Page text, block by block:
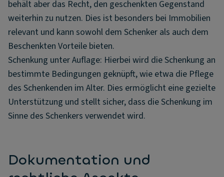
behält aber das Recht, den geschenkten Gegenstand
weiterhin zu nutzen. Dies ist besonders bei Immobilien
relevant und kann sowohl dem Schenker als auch dem
Beschenkten Vorteile bieten.
Schenkung unter Auflage: Hierbei wird die Schenkung an
bestimmte Bedingungen geknüpft, wie etwa die Pflege
des Schenkenden im Alter. Dies ermöglicht eine gezielte
Unterstützung und stellt sicher, dass die Schenkung im
Sinne des Schenkers verwendet wird.
Dokumentation und